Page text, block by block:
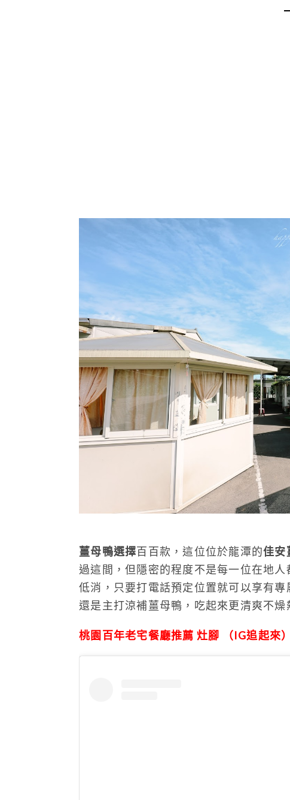
薑母鴨選擇百百款，這位位於龍潭的佳安
過這間，但隱密的程度不是每一位在地
低消，只要打電話預定位置就可以享有
還是主打涼補薑母鴨，吃起來更清爽不燥
桃園百年老宅餐廳推薦 灶腳 （IG追起來）